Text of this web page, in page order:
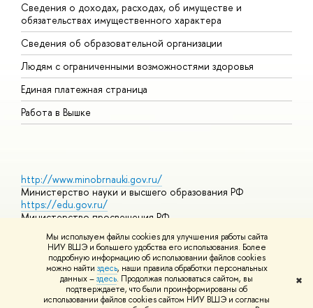
Мы используем файлы cookies для улучшения работы сайта
НИУ ВШЭ и большего удобства его использования. Более
подробную информацию об использовании файлов cookies
можно найти здесь, наши правила обработки персональных
данных –здесь. Продолжая пользоваться сайтом, вы
подтверждаете, что были проинформированы об
использовании файлов cookies сайтом НИУ ВШЭ и согласны
✖
Сведения о доходах, расходах, об имуществе и
обязательствах имущественного характера
Сведения об образовательной организации
Людям с ограниченными возможностями здоровья
Единая платежная страница
Работа в Вышке
http://www.minobrnauki.gov.ru/
Министерство науки и высшего образования РФ
https://edu.gov.ru/
Министерство просвещения РФ
https://elearning.hse.ru/mooc
Массовые открытые онлайн-курсы
© НИУ ВШЭ 1993–2026 Адреса и контактыУсловия
использования материалов Политика конфиденциальности